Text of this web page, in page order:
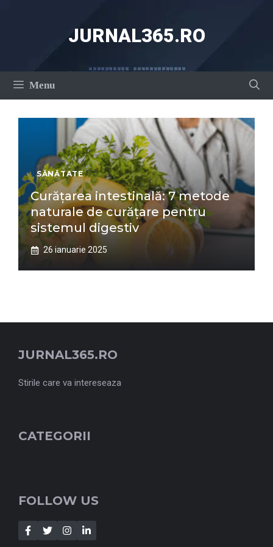
JURNAL365.RO
Menu
SĂNĂTATE
Curățarea intestinală: 7 metode
naturale de curățare pentru
sistemul digestiv
26 ianuarie 2025
JURNAL365.RO
Stirile care va intereseaza
CATEGORII
FOLLOW US